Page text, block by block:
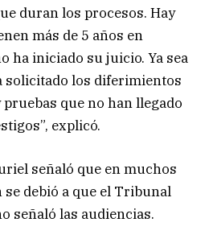
duran los procesos. Hay
más de 5 años en
ha iniciado su juicio. Ya sea
solicitado los diferimientos
que no han llegado
explicó.
señaló que en muchos
debió a que el Tribunal
señaló las audiencias.